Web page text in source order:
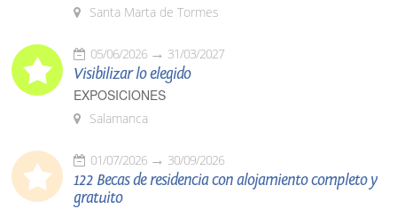
Santa Marta de Tormes
05/06/2026 31/03/2027
Visibilizar lo elegido
EXPOSICIONES
Salamanca
01/07/2026 30/09/2026
122 Becas de residencia con alojamiento completo y
gratuito